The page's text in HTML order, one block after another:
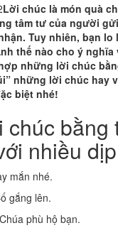
Lời chúc là món quà
tâm tư của người
Tuy nhiên, bạn lo
thế nào cho ý
những lời chúc
những lời chúc hay
biệt nhé!
chúc bằng
nhiều dịp
mắn nhé.
gắng lên.
phù hộ bạn.